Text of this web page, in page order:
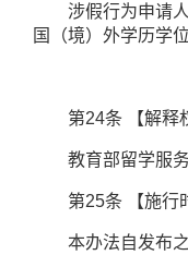
涉假行为申请人
国（境）外学历学
第24条 【解释
教育部留学服务
第25条 【施行
本办法自发布之